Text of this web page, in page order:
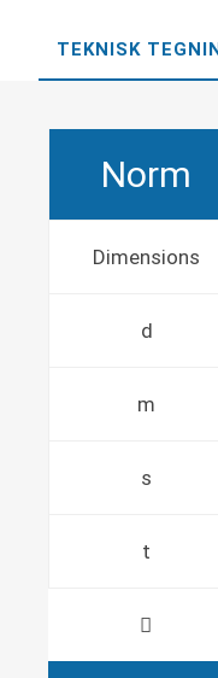
TEKNISK
Norm
Dimensions
d
m
s
t